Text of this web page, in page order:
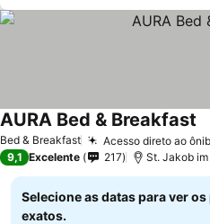
Bed & Breakfast Acesso direto ao
AURA Bed & Breakfast
9,1 Excelente 217
Selecione as datas para ver
exatos.